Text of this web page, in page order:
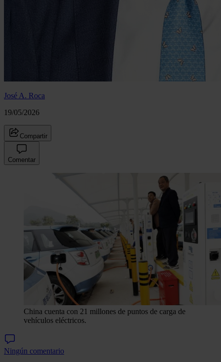
José A. Roca
19/05/2026
Compartir
Comentar
China cuenta con 21 millones de puntos de carga de
vehículos eléctricos.
Ningún comentario